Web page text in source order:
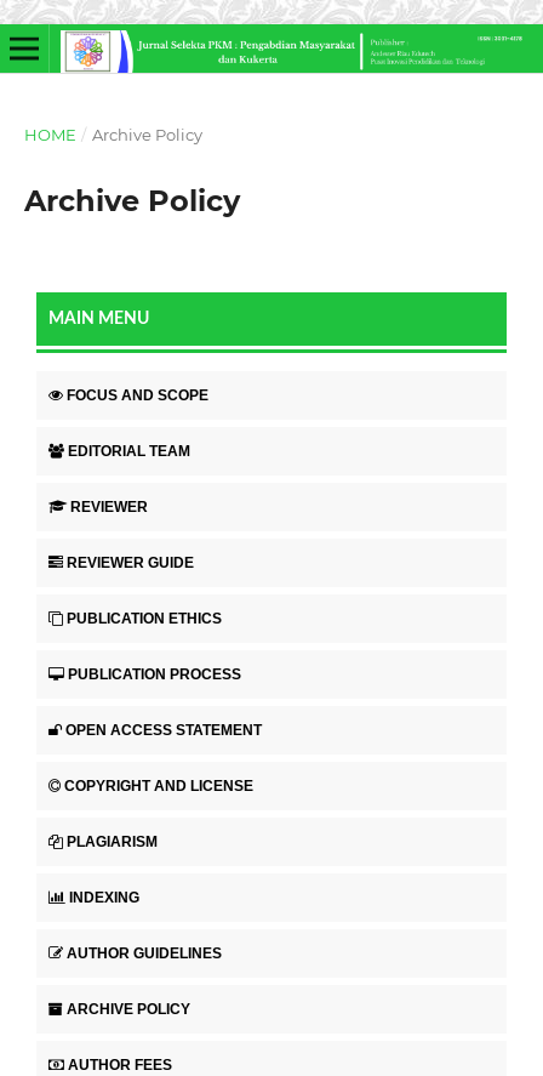
HOME / Archive Policy
Archive Policy
MAIN MENU
FOCUS AND SCOPE
EDITORIAL TEAM
REVIEWER
REVIEWER GUIDE
PUBLICATION ETHICS
PUBLICATION PROCESS
OPEN ACCESS STATEMENT
COPYRIGHT AND LICENSE
PLAGIARISM
INDEXING
AUTHOR GUIDELINES
ARCHIVE POLICY
AUTHOR FEES